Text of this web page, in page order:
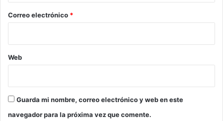
*
Correo electrónico *
Web
Guarda mi nombre, correo electrónico y web en este
navegador para la próxima vez que comente.